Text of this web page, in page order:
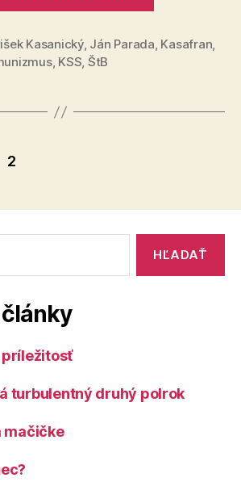
konšpiráciu“
Kasanický, Ján Parada, Kasafran,
, KSS, ŠtB
2
príležitosť
turbulentný druhý polrok
mačičke